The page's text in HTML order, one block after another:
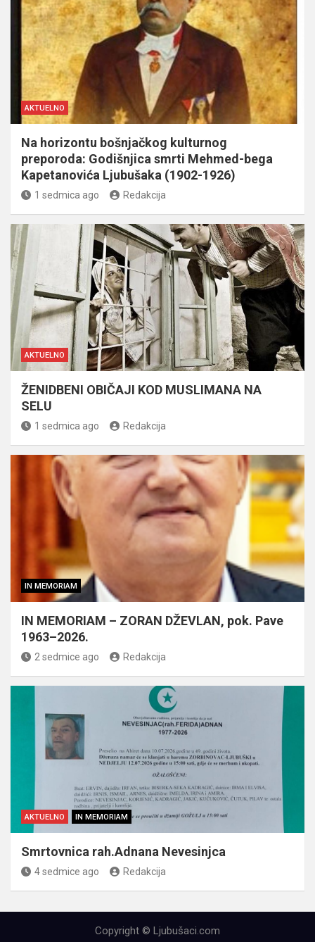
AKTUELNO
Na horizontu bošnjačkog kulturnog
preporoda: Godišnjica smrti Mehmed-bega
Kapetanovića Ljubušaka (1902-1926)
1 sedmica ago Redakcija
AKTUELNO
ŽENIDBENI OBIČAJI KOD MUSLIMANA NA
SELU
1 sedmica ago Redakcija
IN MEMORIAM
IN MEMORIAM – ZORAN DŽEVLAN, pok. Pave
1963–2026.
2 sedmice ago Redakcija
AKTUELNO IN MEMORIAM
Smrtovnica rah.Adnana Nevesinjca
4 sedmice ago Redakcija
Copyright © Ljubušaci.com